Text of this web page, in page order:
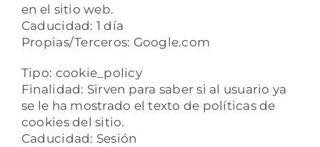
en el sitio web.
Caducidad: 1 día
Propias/Terceros: Google.com
Tipo: cookie_policy
Finalidad: Sirven para saber si al usuario ya
se le ha mostrado el texto de políticas de
cookies del sitio.
Caducidad: Sesión